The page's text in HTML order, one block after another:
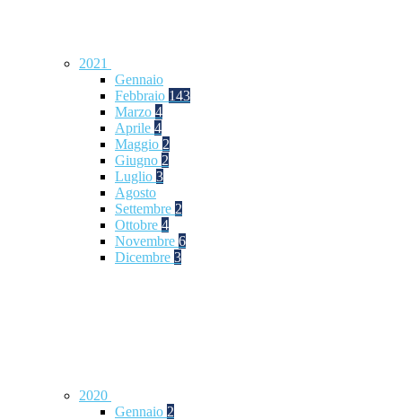
2021
Gennaio
Febbraio 143
Marzo 4
Aprile 4
Maggio 2
Giugno 2
Luglio 3
Agosto
Settembre 2
Ottobre 4
Novembre 6
Dicembre 3
2020
Gennaio 2